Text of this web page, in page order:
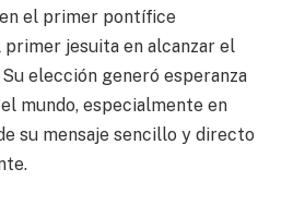
el primer pontífice
jesuita en alcanzar el
elección generó esperanza
mundo, especialmente en
su mensaje sencillo y directo